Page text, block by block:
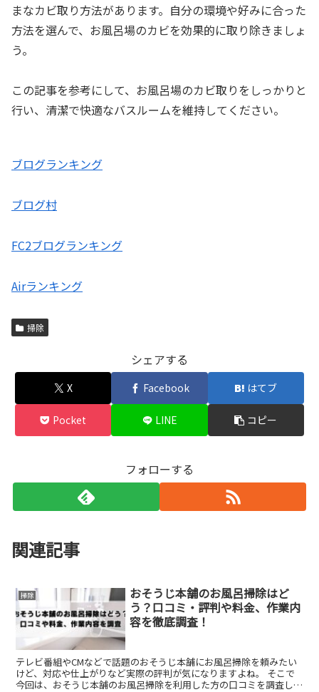
まなカビ取り方法があります。自分の環境や好みに合った
方法を選んで、お風呂場のカビを効果的に取り除きましょ
う。
この記事を参考にして、お風呂場のカビ取りをしっかりと
行い、清潔で快適なバスルームを維持してください。
ブログランキング
ブログ村
FC2ブログランキング
Airランキング
掃除
シェアする
X Facebook はてブ
Pocket LINE コピー
フォローする
関連記事
掃除
おそうじ本舗のお風呂掃除はど
う？口コミ・評判や料金、作業内
容を徹底調査！
テレビ番組やCMなどで話題のおそうじ本舗にお風呂掃除を頼みたい
けど、対応や仕上がりなど実際の評判が気になりますよね。 そこで
今回は、おそうじ本舗のお風呂掃除を利用した方の口コミを調査して